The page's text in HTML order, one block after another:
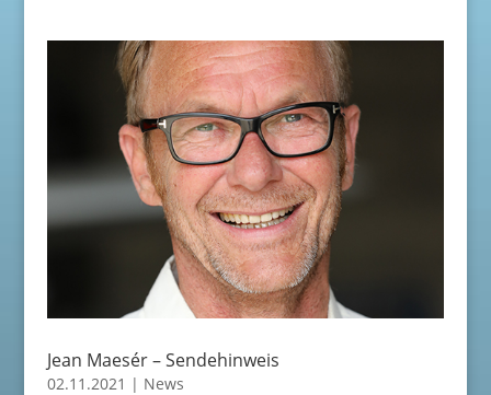
Jean Maesér – Sendehinweis
02.11.2021 | News